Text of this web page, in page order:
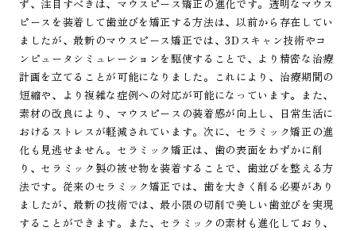
ず、注目すべきは、マウスピース矯正の進化です。透明なマウス
ピースを装着して歯並びを矯正する方法は、以前から存在してい
ましたが、最新のマウスピース矯正では、3Dスキャン技術やコ
ンピュータシミュレーションを駆使することで、より精密な治療
計画を立てることが可能になりました。これにより、治療期間の
短縮や、より複雑な症例への対応が可能になっています。また、
素材の改良により、マウスピースの装着感が向上し、日常生活に
おけるストレスが軽減されています。次に、セラミック矯正の進
化も見逃せません。セラミック矯正は、歯の表面をわずかに削
り、セラミック製の被せ物を装着することで、歯並びを整える方
法です。従来のセラミック矯正では、歯を大きく削る必要があり
ましたが、最新の技術では、最小限の切削で美しい歯並びを実現
することができます。また、セラミックの素材も進化しており、